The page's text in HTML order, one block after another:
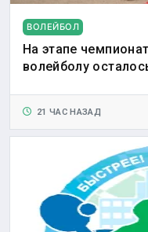
ВОЛЕЙБОЛ
На этапе
волейболу
21 ЧАС НАЗАД